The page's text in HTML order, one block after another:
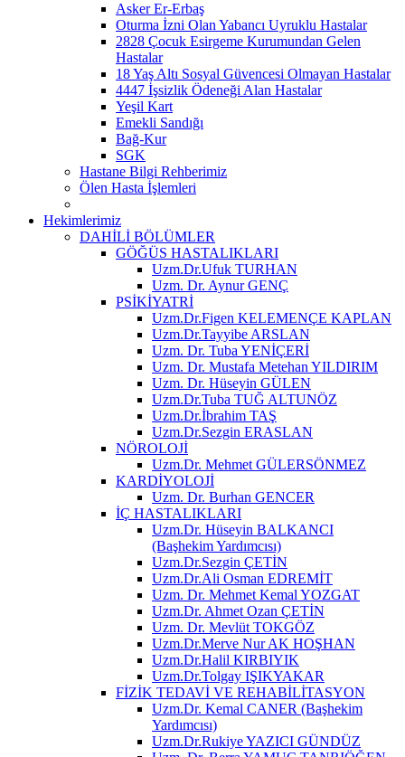
Asker Er-Erbaş
Oturma İzni Olan Yabancı Uyruklu Hastalar
2828 Çocuk Esirgeme Kurumundan Gelen
Hastalar
18 Yaş Altı Sosyal Güvencesi Olmayan Hastalar
4447 İşsizlik Ödeneği Alan Hastalar
Yeşil Kart
Emekli Sandığı
Bağ-Kur
SGK
Hastane Bilgi Rehberimiz
Ölen Hasta İşlemleri
Hekimlerimiz
DAHİLİ BÖLÜMLER
GÖĞÜS HASTALIKLARI
Uzm.Dr.Ufuk TURHAN
Uzm. Dr. Aynur GENÇ
PSİKİYATRİ
Uzm.Dr.Figen KELEMENÇE KAPLAN
Uzm.Dr.Tayyibe ARSLAN
Uzm. Dr. Tuba YENİÇERİ
Uzm. Dr. Mustafa Metehan YILDIRIM
Uzm. Dr. Hüseyin GÜLEN
Uzm.Dr.Tuba TUĞ ALTUNÖZ
Uzm.Dr.İbrahim TAŞ
Uzm.Dr.Sezgin ERASLAN
NÖROLOJİ
Uzm.Dr. Mehmet GÜLERSÖNMEZ
KARDİYOLOJİ
Uzm. Dr. Burhan GENCER
İÇ HASTALIKLARI
Uzm.Dr. Hüseyin BALKANCI
(Başhekim Yardımcısı)
Uzm.Dr.Sezgin ÇETİN
Uzm.Dr.Ali Osman EDREMİT
Uzm. Dr. Mehmet Kemal YOZGAT
Uzm.Dr. Ahmet Ozan ÇETİN
Uzm. Dr. Mevlüt TOKGÖZ
Uzm.Dr.Merve Nur AK HOŞHAN
Uzm.Dr.Halil KIRBIYIK
Uzm.Dr.Tolgay IŞIKYAKAR
FİZİK TEDAVİ VE REHABİLİTASYON
Uzm.Dr. Kemal CANER (Başhekim
Yardımcısı)
Uzm.Dr.Rukiye YAZICI GÜNDÜZ